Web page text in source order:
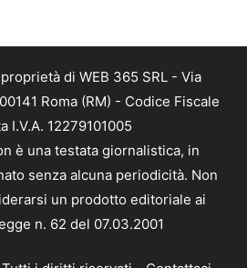
di WEB 365 SRL - Via
Roma (RM) - Codice Fiscale
I.V.A. 12279101005
è una testata giornalistica, in
senza alcuna periodicità. Non
un prodotto editoriale ai
n. 62 del 07.03.2001